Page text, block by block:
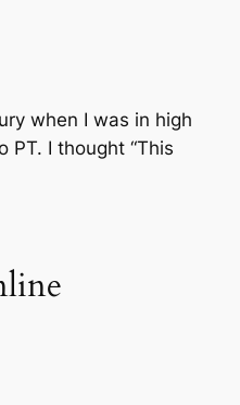
when I was in high
PT. I thought “This